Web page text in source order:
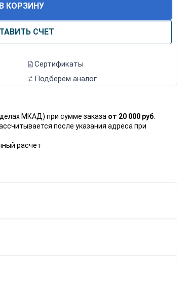
В КОРЗИНУ
СЧЕТ
Сертификаты
Подберём аналог
МКАД) при сумме заказа от 20 000 руб
после указания адреса при
расчет